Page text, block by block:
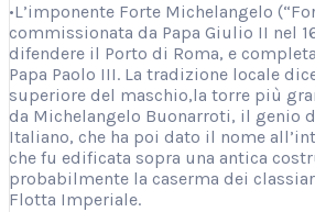
•L’imponente Forte Michelangelo
commissionata da Papa Giulio II nel
difendere il Porto di Roma, e
Papa Paolo III. La tradizione locale
superiore del maschio,la torre più
da Michelangelo Buonarroti, il genio
Italiano, che ha poi dato il nome
che fu edificata sopra una antica
probabilmente la caserma dei
Flotta Imperiale.